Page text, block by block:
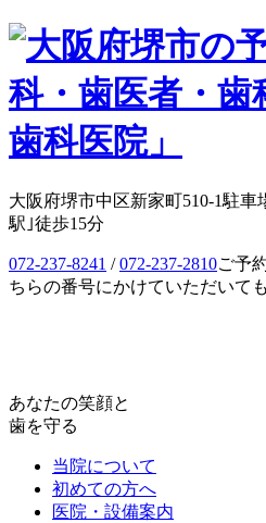
大阪府堺市中区新家町510-1駐車
駅｣徒歩15分
072-237-8241 /072-237-2810ご予
ちらの番号にかけていただいて
あなたの笑顔と
歯を守る
当院について
初めての方へ
医院・設備案内